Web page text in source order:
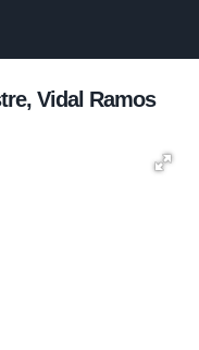
Vidal Ramos